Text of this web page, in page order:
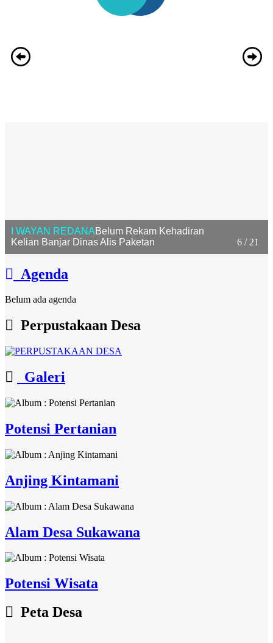
Kelian Banjar Dinas Kuum
Agenda
Belum ada agenda
Perpustakaan Desa
Galeri
Potensi Pertanian
Anjing Kintamani
Alam Desa Sukawana
Potensi Wisata
Peta Desa